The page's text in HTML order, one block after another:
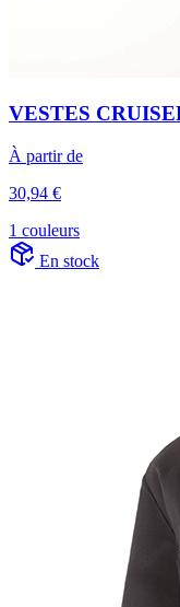
VESTES
À partir de
30,94 €
1 couleurs
En stock